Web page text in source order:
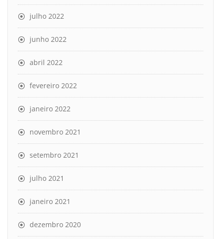
julho 2022
junho 2022
abril 2022
fevereiro 2022
janeiro 2022
novembro 2021
setembro 2021
julho 2021
janeiro 2021
dezembro 2020